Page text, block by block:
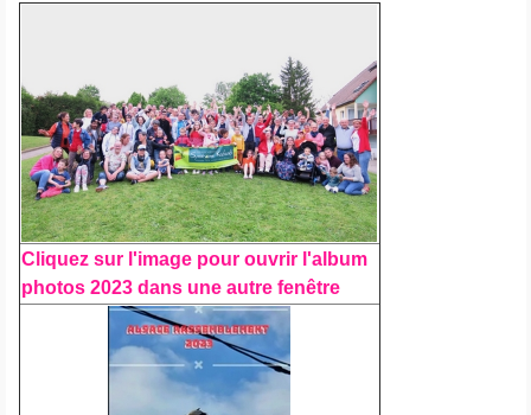
Cliquez sur l'image pour ouvrir l'album
photos 2023 dans une autre fenêtre